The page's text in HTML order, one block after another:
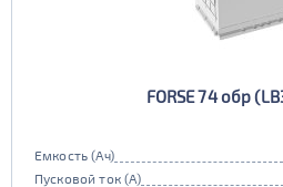
FORSE 74 обр
Емкость (Ач)
Пусковой ток (А)